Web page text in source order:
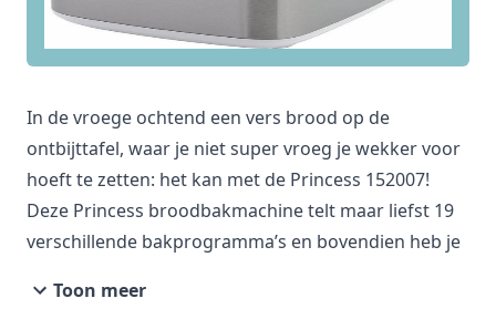
Bekijk product
€ 99,99
Verkoop door
Coolblue
Bekijk product
€ 119,20
In de vroege ochtend een vers brood op de
ontbijttafel, waar je niet super vroeg je wekker voor
hoeft te zetten: het kan met de Princess 152007!
Deze Princess broodbakmachine telt maar liefst 19
verschillende bakprogramma’s en bovendien heb je
broodbakmachine van Princess heeft een capaciteit
Toon meer